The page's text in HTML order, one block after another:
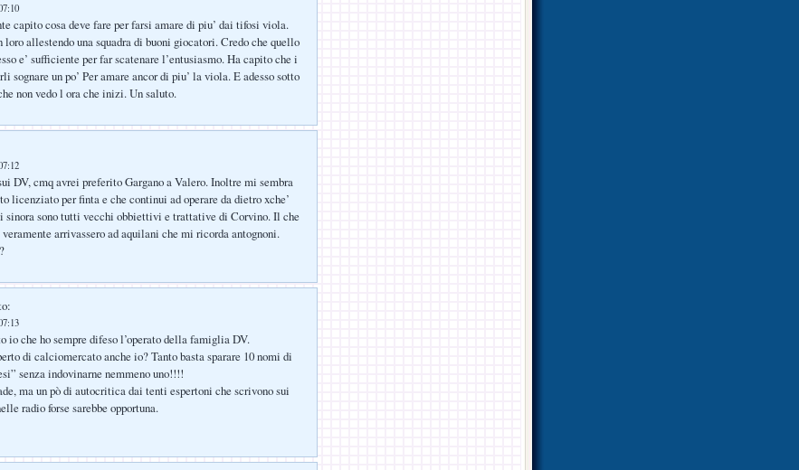
capito cosa deve fare per farsi amare di piu’ dai tifosi viola.
loro allestendo una squadra di buoni giocatori. Credo che quello
e’ sufficiente per far scatenare l’entusiasmo. Ha capito che i
sognare un po’ Per amare ancor di piu’ la viola. E adesso sotto
non vedo l ora che inizi. Un saluto.
DV, cmq avrei preferito Gargano a Valero. Inoltre mi sembra
licenziato per finta e che continui ad operare da dietro xche’
sono tutti vecchi obbiettivi e trattative di Corvino. Il che
arrivassero ad aquilani che mi ricorda antognoni.
io che ho sempre difeso l’operato della famiglia DV.
di calciomercato anche io? Tanto basta sparare 10 nomi di
senza indovinarne nemmeno uno!!!!
ma un pò di autocritica dai tenti espertoni che scrivono sui
radio forse sarebbe opportuna.